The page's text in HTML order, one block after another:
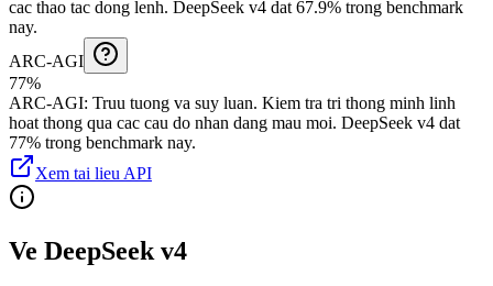
cac thao tac dong lenh. DeepSeek v4 dat 67.9% trong benchmark
nay.
ARC-AGI
77%
ARC-AGI: Truu tuong va suy luan. Kiem tra tri thong minh linh
hoat thong qua cac cau do nhan dang mau moi. DeepSeek v4 dat
77% trong benchmark nay.
Xem tai lieu API
Ve DeepSeek v4